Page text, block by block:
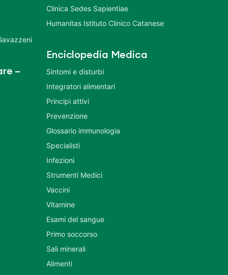
–
Clinica Sedes Sapientiae
Humanitas Istituto Clinico Catanese
Enciclopedia Medica
Sintomi e disturbi
Integratori alimentari
Principi attivi
Prevenzione
Glossario immunologia
Specialisti
Infezioni
Strumenti Medici
Vaccini
Vitamine
Esami del sangue
Primo soccorso
Sali minerali
Alimenti